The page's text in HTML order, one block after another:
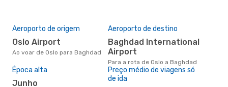
Aeroporto de origem
Oslo Airport
Ao voar de Oslo para Baghdad
Aeroporto de destino
Baghdad International
Airport
Para a rota de Oslo a Baghdad
Época alta
junho
Preço médio de viagens só
de ida